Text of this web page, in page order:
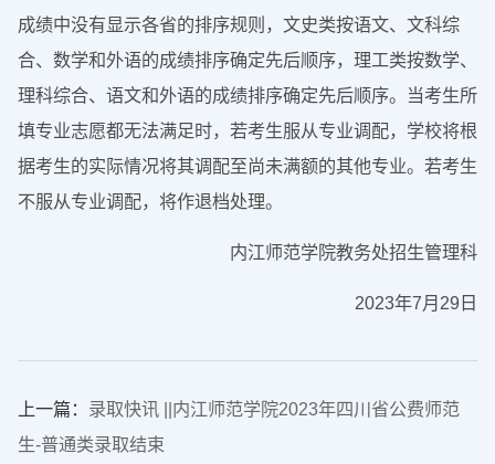
成绩中没有显示各省的排序规则，文史类按语文、文科综
合、数学和外语的成绩排序确定先后顺序，理工类按数学、
理科综合、语文和外语的成绩排序确定先后顺序。当考生所
填专业志愿都无法满足时，若考生服从专业调配，学校将根
据考生的实际情况将其调配至尚未满额的其他专业。若考生
不服从专业调配，将作退档处理。
内江师范学院教务处招生管理科
2023年7月29日
上一篇： 录取快讯 ||内江师范学院2023年四川省公费师范
生-普通类录取结束